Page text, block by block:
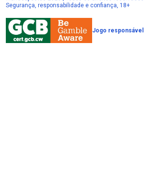
Segurança, responsabilidade e confiança, 18+
Jogo responsável